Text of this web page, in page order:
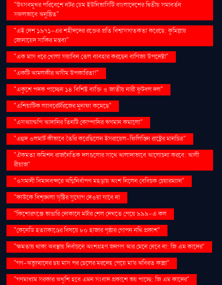
"উৎসবমুখর পরিবেশে নটর ডেম ইউনিভার্সিটি বাংলাদেশের দ্বিতীয় সমাবর্তন
সফলভাবে অনুষ্ঠিত"
"এই দেশ ১৯৭১-এর শহীদদের রক্তের প্রতি বিশ্বাসঘাতকতা করেছে: কুমিল্লায়
জোনায়েদ সাকির মন্তব্য"
"এক মাস ধরে খোলা সয়াবিন তেল ব্যবহার করছেন বাণিজ্য উপদেষ্টা"
"একটি আমলকীর অসীম উপকারিতা!"
"একুশে পদক পাচ্ছেন ১৪ বিশিষ্ট ব্যক্তি ও জাতীয় নারী ফুটবল দল"
"এশিয়াটিক ল্যাবরেটরিজের মুনাফা কমেছে"
"এসঅ্যান্ডপি আদানির তিনটি কোম্পানির ঋণমান কমালো"
"এহুদ ওলমার্ট কীভাবে তৈরি করেছিলেন ইসরায়েল-ফিলিস্তিন রাষ্ট্রের মানচিত্র"
"ঐকমত্য কমিশন রাজনৈতিক দলগুলোর সাথে আলাদাভাবে আলোচনা করবে: আলী
রীয়াজ"
"ওসমানী বিমানবন্দরে অগ্নিনির্বাপণ মহড়ায় অংশ নিলেন বেবিচক চেয়ারম্যান"
"কাউকে বিশৃঙ্খলা সৃষ্টির সুযোগ দেওয়া যাবে না
"কিশোরগঞ্জে ভাঙারি দোকানে মর্টার শেল দেখতে পেয়ে ৯৯৯-এ কল
"কেনেডি হত্যাকাণ্ডের বিষয়ে ৮০ হাজার পৃষ্ঠার গোপন নথি প্রকাশ"
"ক্ষমতায় থাকা অবস্থায় নির্বাচনে অংশগ্রহণ জনগণ আর মেনে নেবে না: জি এম কাদের"
"গণ–অভ্যুত্থানের ছয় মাস পর ছেলের মরদেহ পেয়ে মা'র অবিরত কান্না"
"গণমাধ্যম সরকার অখুশি হবে এমন সংবাদ প্রকাশে ভয় পাচ্ছে: জি এম কাদের"